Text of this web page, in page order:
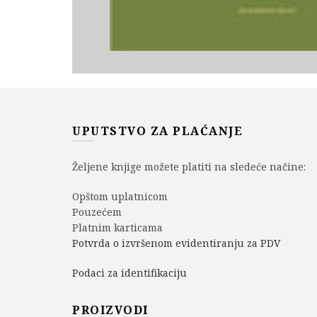
UPUTSTVO ZA PLAĆANJE
Željene knjige možete platiti na sledeće načine:
Opštom uplatnicom
Pouzećem
Platnim karticama
Potvrda o izvršenom evidentiranju za PDV
Podaci za identifikaciju
PROIZVODI